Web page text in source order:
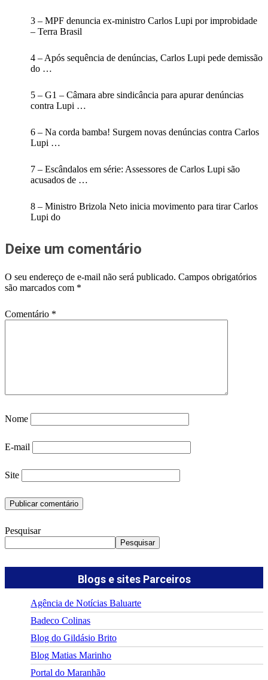
3 – MPF denuncia ex-ministro Carlos Lupi por improbidade
– Terra Brasil
4 – Após sequência de denúncias, Carlos Lupi pede demissão
do …
5 – G1 – Câmara abre sindicância para apurar denúncias
contra Lupi …
6 – Na corda bamba! Surgem novas denúncias contra Carlos
Lupi …
7 – Escândalos em série: Assessores de Carlos Lupi são
acusados de …
8 – Ministro Brizola Neto inicia movimento para tirar Carlos
Lupi do
Deixe um comentário
O seu endereço de e-mail não será publicado. Campos obrigatórios
são marcados com *
Comentário *
Nome
E-mail
Site
Pesquisar
Pesquisar
Blogs e sites Parceiros
Agência de Notícias Baluarte
Badeco Colinas
Blog do Gildásio Brito
Blog Matias Marinho
Portal do Maranhão